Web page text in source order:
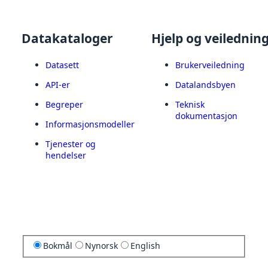
Datakataloger
Datasett
API-er
Begreper
Informasjonsmodeller
Tjenester og
hendelser
Hjelp og
Brukerveiledning
Datalandsbyen
Teknisk
dokumentasjon
Bokmål Nynorsk English